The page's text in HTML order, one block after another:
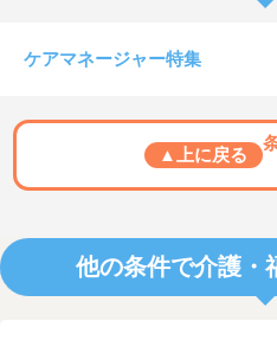
ケアマネージャー特集
▲上に戻る
他の条件で介護・